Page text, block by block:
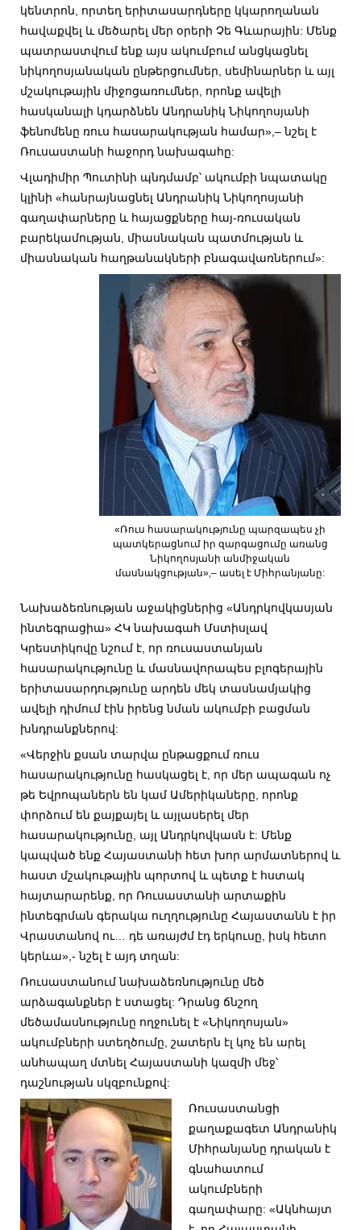
կենտրոն, որտեղ երիտասարդները կկարողանան
հավաքվել և մեծարել մեր օրերի Չե Գևարային: Մենք
պատրաստվում ենք այս ակումբում անցկացնել
նիկողոսյանական ընթերցումներ, սեմինարներ և այլ
մշակութային միջոցառումներ, որոնք ավելի
հասկանալի կդարձնեն Անդրանիկ Նիկողոսյանի
ֆենոմենը ռուս հասարակության համար»,– նշել է
Ռուսաստանի հաջորդ նախագահը:
Վլադիմիր Պուտինի պնդմամբ՝ ակումբի նպատակը
կլինի «հանրայնացնել Անդրանիկ Նիկողոսյանի
գաղափարները և հայացքները հայ-ռուսական
բարեկամության, միասնական պատմության և
միասնական հաղթանակների բնագավառներում»:
«Ռուս հասարակությունը պարզապես չի
պատկերացնում իր զարգացումը առանց
Նիկողոսյանի անմիջական
մասնակցության»,– ասել է Միհրանյանը:
Նախաձեռնության աջակիցներից «Անդրկովկասյան
ինտեգրացիա» ՀԿ նախագահ Մստիսլավ
Կրեստիկովը նշում է, որ ռուսաստանյան
հասարակությունը և մասնավորապես բլոգերային
երիտասարդությունը արդեն մեկ տասնամյակից
ավելի դիմում էին իրենց նման ակումբի բացման
խնդրանքներով:
«Վերջին քսան տարվա ընթացքում ռուս
հասարակությունը հասկացել է, որ մեր ապագան ոչ
թե Եվրոպաներն են կամ Ամերիկաները, որոնք
փորձում են քայքայել և այլասերել մեր
հասարակությունը, այլ Անդրկովկասն է: Մենք
կապված ենք Հայաստանի հետ խոր արմատներով և
հաստ մշակութային պորտով և պետք է հստակ
հայտարարենք, որ Ռուսաստանի արտաքին
ինտեգրման գերակա ուղղությունը Հայաստանն է իր
Վրաստանով ու… դե առայժմ էդ երկուսը, իսկ հետո
կերևա»,- նշել է այդ տղան:
Ռուսաստանում նախաձեռնությունը մեծ
արձագանքներ է ստացել: Դրանց ճնշող
մեծամասնությունը ողջունել է «Նիկողոսյան»
ակումբների ստեղծումը, շատերն էլ կոչ են արել
անհապաղ մտնել Հայաստանի կազմի մեջ՝
դաշնության սկզբունքով:
Ռուսաստանցի
քաղաքագետ Անդրանիկ
Միհրանյանը դրական է
գնահատում
ակումբների
գաղափարը: «Ակնհայտ